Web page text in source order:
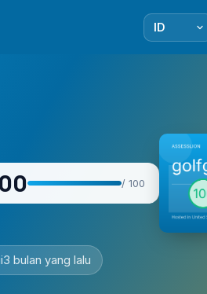
/ 100
3 bulan yang lalu